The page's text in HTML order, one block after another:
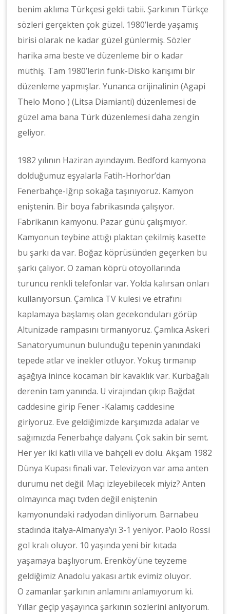
benim aklıma Türkçesi geldi tabii. Şarkının Türkçe
sözleri gerçekten çok güzel. 1980’lerde yaşamış
birisi olarak ne kadar güzel günlermiş. Sözler
harika ama beste ve düzenleme bir o kadar
müthiş. Tam 1980’lerin funk-Disko karışımı bir
düzenleme yapmışlar. Yunanca orijinalinin (Agapi
Thelo Mono ) (Litsa Diamianti) düzenlemesi de
güzel ama bana Türk düzenlemesi daha zengin
geliyor.
1982 yılının Haziran ayındayım. Bedford kamyona
dolduğumuz eşyalarla Fatih-Horhor’dan
Fenerbahçe-Iğrıp sokağa taşınıyoruz. Kamyon
eniştenin. Bir boya fabrikasında çalışıyor.
Fabrikanın kamyonu. Pazar günü çalışmıyor.
Kamyonun teybine attığı plaktan çekilmiş kasette
bu şarkı da var. Boğaz köprüsünden geçerken bu
şarkı çalıyor. O zaman köprü otoyollarında
turuncu renkli telefonlar var. Yolda kalırsan onları
kullanıyorsun. Çamlıca TV kulesi ve etrafını
kaplamaya başlamış olan gecekonduları görüp
Altunizade rampasını tırmanıyoruz. Çamlıca Askeri
Sanatoryumunun bulunduğu tepenin yanındaki
tepede atlar ve inekler otluyor. Yokuş tırmanıp
aşağıya inince kocaman bir kavaklık var. Kurbağalı
derenin tam yanında. U virajından çıkıp Bağdat
caddesine girip Fener -Kalamış caddesine
giriyoruz. Eve geldiğimizde karşımızda adalar ve
sağımızda Fenerbahçe dalyanı. Çok sakin bir semt.
Her yer iki katlı villa ve bahçeli ev dolu. Akşam 1982
Dünya Kupası finali var. Televizyon var ama anten
durumu net değil. Maçı izleyebilecek miyiz? Anten
olmayınca maçı tvden değil eniştenin
kamyonundaki radyodan dinliyorum. Barnabeu
stadında italya-Almanya’yı 3-1 yeniyor. Paolo Rossi
gol kralı oluyor. 10 yaşında yeni bir kıtada
yaşamaya başlıyorum. Erenköy’üne teyzeme
geldiğimiz Anadolu yakası artık evimiz oluyor.
O zamanlar şarkının anlamını anlamıyorum ki.
Yıllar geçip yaşayınca şarkının sözlerini anlıyorum.